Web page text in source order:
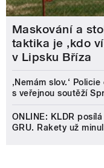
Maskování a
taktika je ‚kdo
v Lipsku Bříza
‚Nemám slov.‘
s veřejnou soutěží
ONLINE: KLDR
GRU. Rakety už